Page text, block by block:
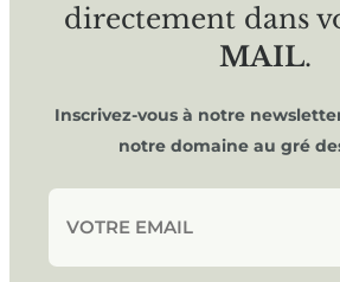
directement dans
MAIL.
Inscrivez-vous à notre
notre domaine au gré